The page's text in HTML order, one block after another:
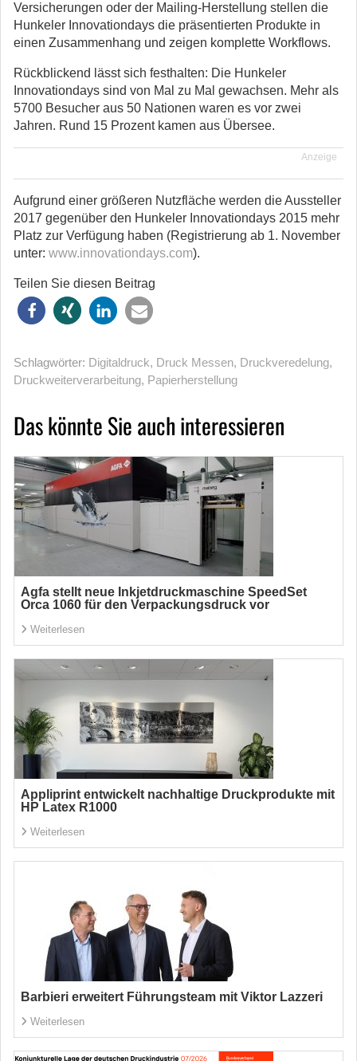
Versicherungen oder der Mailing-Herstellung stellen die
Hunkeler Innovationdays die präsentierten Produkte in
einen Zusammenhang und zeigen komplette Workflows.
Rückblickend lässt sich festhalten: Die Hunkeler
Innovationdays sind von Mal zu Mal gewachsen. Mehr als
5700 Besucher aus 50 Nationen waren es vor zwei
Jahren. Rund 15 Prozent kamen aus Übersee.
Anzeige
Aufgrund einer größeren Nutzfläche werden die Aussteller
2017 gegenüber den Hunkeler Innovationdays 2015 mehr
Platz zur Verfügung haben (Registrierung ab 1. November
unter: www.innovationdays.com).
Teilen Sie diesen Beitrag
Schlagwörter: Digitaldruck, Druck Messen, Druckveredelung,
Druckweiterverarbeitung, Papierherstellung
Das könnte Sie auch interessieren
Agfa stellt neue Inkjetdruckmaschine SpeedSet
Orca 1060 für den Verpackungsdruck vor
Weiterlesen
Appliprint entwickelt nachhaltige Druckprodukte mit
HP Latex R1000
Weiterlesen
Barbieri erweitert Führungsteam mit Viktor Lazzeri
Weiterlesen